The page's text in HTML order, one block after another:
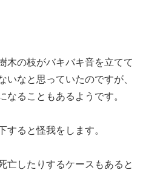
木の枝がバキバキ音を立てて
いなと思っていたのですが、
なることもあるようです。
すると怪我をします。
亡したりするケースもある と